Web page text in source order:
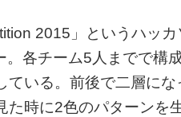
2015」というハッ
各チーム5人までで構
ている。前後で二層に
時に2色のパターンを